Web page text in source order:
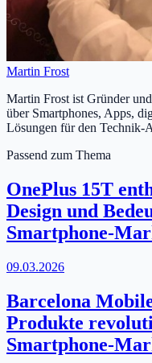
Martin Frost
Martin Frost ist Gründer
über Smartphones, Apps,
Lösungen für den Technik-
Passend zum Thema
OnePlus 15T
Design und
Smartphone-
09.03.2026
Barcelona
Produkte
Smartphone-